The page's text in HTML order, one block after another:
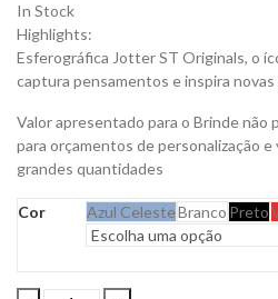
In Stock
Highlights:
Esferográfica Jotter ST Originals, o
captura pensamentos e inspira
Valor apresentado para o Brinde não
para orçamentos de personalização
grandes quantidades
Cor Azul CelesteBranco Preto